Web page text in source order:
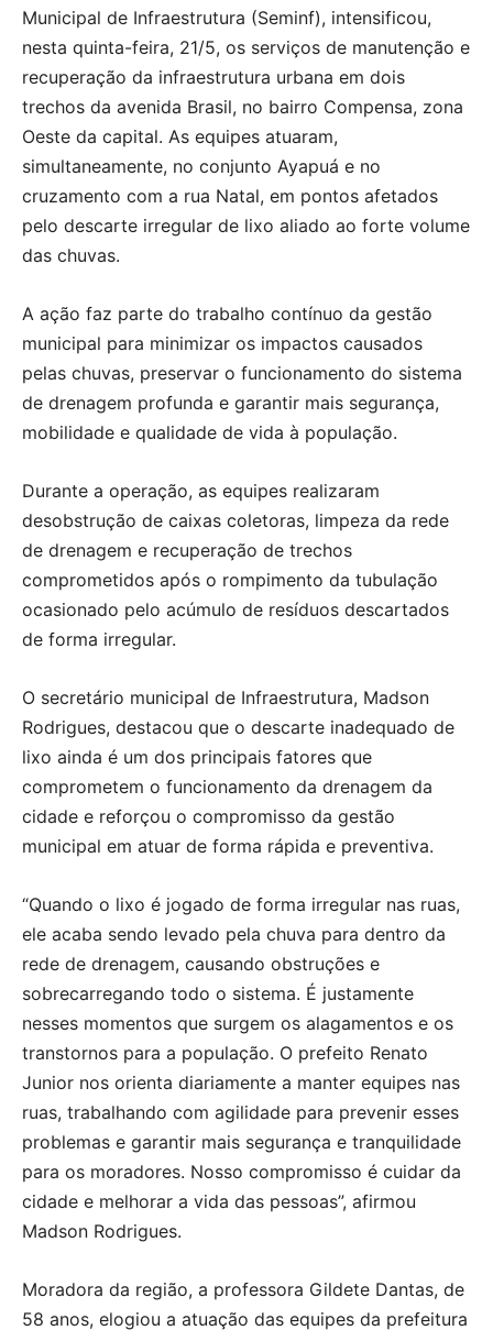
Municipal de Infraestrutura (Seminf), intensificou,
nesta quinta-feira, 21/5, os serviços de manutenção e
recuperação da infraestrutura urbana em dois
trechos da avenida Brasil, no bairro Compensa, zona
Oeste da capital. As equipes atuaram,
simultaneamente, no conjunto Ayapuá e no
cruzamento com a rua Natal, em pontos afetados
pelo descarte irregular de lixo aliado ao forte volume
das chuvas.
A ação faz parte do trabalho contínuo da gestão
municipal para minimizar os impactos causados
pelas chuvas, preservar o funcionamento do sistema
de drenagem profunda e garantir mais segurança,
mobilidade e qualidade de vida à população.
Durante a operação, as equipes realizaram
desobstrução de caixas coletoras, limpeza da rede
de drenagem e recuperação de trechos
comprometidos após o rompimento da tubulação
ocasionado pelo acúmulo de resíduos descartados
de forma irregular.
O secretário municipal de Infraestrutura, Madson
Rodrigues, destacou que o descarte inadequado de
lixo ainda é um dos principais fatores que
comprometem o funcionamento da drenagem da
cidade e reforçou o compromisso da gestão
municipal em atuar de forma rápida e preventiva.
“Quando o lixo é jogado de forma irregular nas ruas,
ele acaba sendo levado pela chuva para dentro da
rede de drenagem, causando obstruções e
sobrecarregando todo o sistema. É justamente
nesses momentos que surgem os alagamentos e os
transtornos para a população. O prefeito Renato
Junior nos orienta diariamente a manter equipes nas
ruas, trabalhando com agilidade para prevenir esses
problemas e garantir mais segurança e tranquilidade
para os moradores. Nosso compromisso é cuidar da
cidade e melhorar a vida das pessoas”, afirmou
Madson Rodrigues.
Moradora da região, a professora Gildete Dantas, de
58 anos, elogiou a atuação das equipes da prefeitura